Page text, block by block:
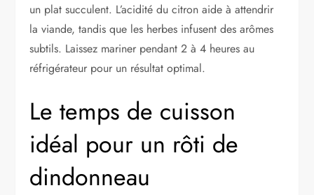
un plat succulent. L’acidité du citron aide à attendrir
la viande, tandis que les herbes infusent des arômes
subtils. Laissez mariner pendant 2 à 4 heures au
réfrigérateur pour un résultat optimal.
Le temps de cuisson
idéal pour un rôti de
dindonneau